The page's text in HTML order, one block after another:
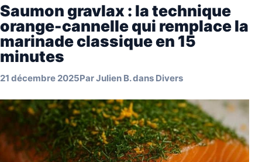
Saumon gravlax : la technique
orange-cannelle qui remplace la
marinade classique en 15
minutes
21 décembre 2025ParJulien B.dans Divers